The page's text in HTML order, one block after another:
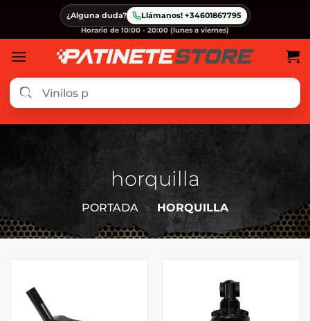
contenido
¿Alguna duda? Llámanos! +34601867795
Horario de 10:00 - 20:00 (lunes a viernes)
horquilla
PORTADA » HORQUILLA